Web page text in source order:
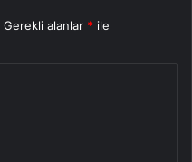
Gerekli alanlar * ile